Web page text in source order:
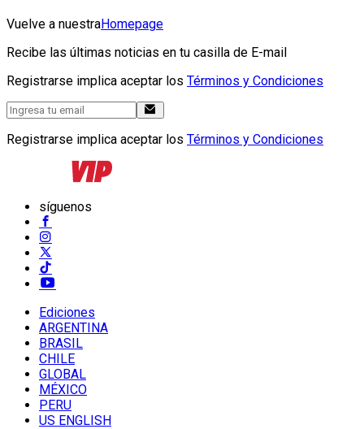
Vuelve a nuestraHomepage
Recibe las últimas noticias en tu casilla de E-mail
Registrarse implica aceptar los Términos y Condiciones
Registrarse implica aceptar los Términos y Condiciones
síguenos
Ediciones
ARGENTINA
BRASIL
CHILE
GLOBAL
MÉXICO
PERU
US ENGLISH